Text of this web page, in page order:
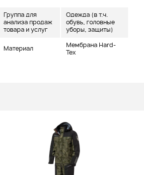
Группа для
анализа продаж
товара и услуг
Одежда (в т.ч.
обувь, головные
уборы, защиты)
Материал
Мембрана Hard-
Tex